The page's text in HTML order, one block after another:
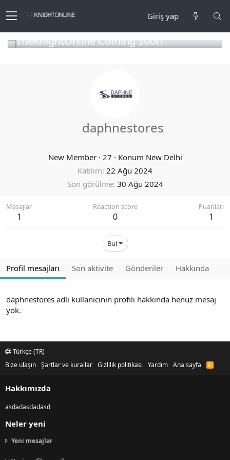
Giriş yap
TheKnightOnline Coming Soon
daphnestores
New Member · 27 · Konum New Delhi
Katılım 22 Ağu 2024
Son görülme 30 Ağu 2024
Mesajlar
1
Reaction score
0
Puanları
1
Bul
Profil mesajları Son aktivite Gönderiler Hakkında
daphnestores adlı kullanıcının profili hakkında henüz mesaj
yok.
Türkçe (TR)
Bize ulaşın Şartlar ve kurallar Gizlilik politikası Yardım Ana sayfa
R
Hakkımızda
asdadasdadasd
Neler yeni
Yeni mesajlar